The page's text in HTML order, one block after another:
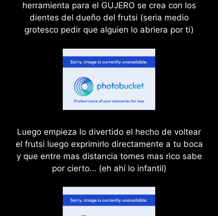
herramienta para el GUJERO se crea con los
dientes del dueño del frutsi (seria medio
grotesco pedir que alguien lo abriera por ti)
Luego empieza lo divertido el hecho de voltear
el frutsi luego exprimirlo directamente a tu boca
y que entre mas distancia tomes mas rico sabe
por cierto… (eh ahí lo infantil)